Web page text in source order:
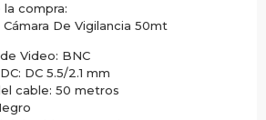
compra:
Cámara De Vigilancia 50mt
Video: BNC
DC 5.5/2.1 mm
cable: 50 metros